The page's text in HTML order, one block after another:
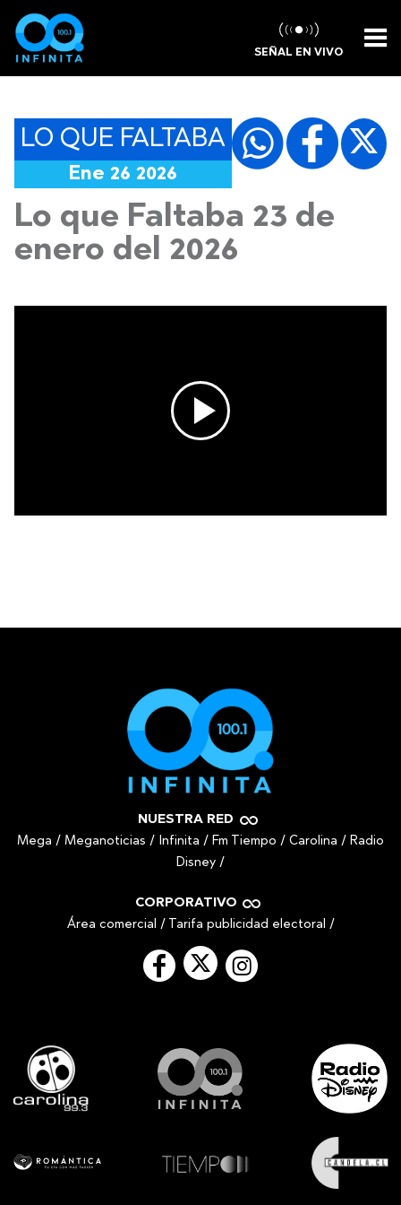
SEÑAL EN VIVO
LO QUE FALTABA
Ene 26 2026
Lo que Faltaba 23 de
enero del 2026
NUESTRA RED
Mega / Meganoticias / Infinita / Fm Tiempo / Carolina / Radio
Disney /
CORPORATIVO
Área comercial / Tarifa publicidad electoral /